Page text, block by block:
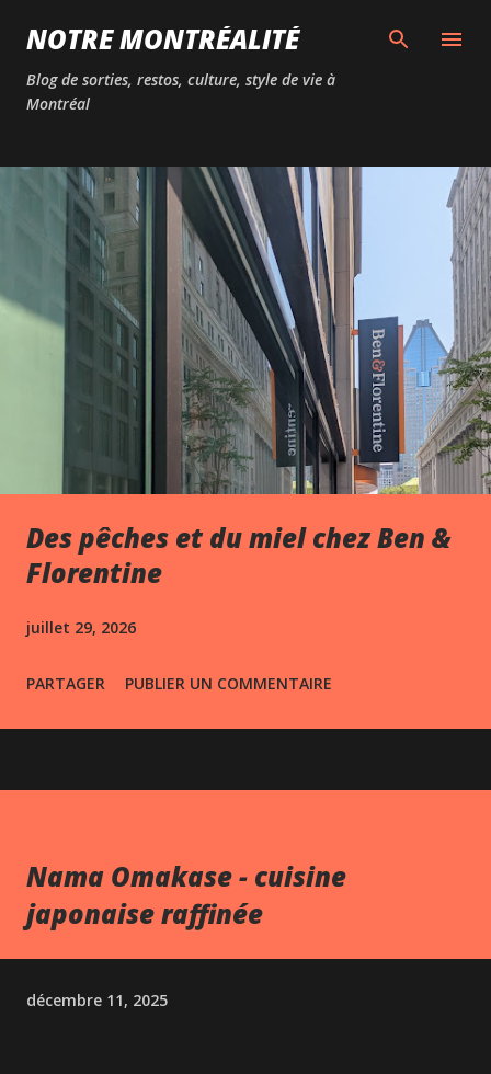
Passer au contenu principal
NOTRE MONTRÉALITÉ
Blog de sorties, restos, culture, style de vie à
Montréal
Des pêches et du miel chez Ben &
Florentine
juillet 29, 2026
PARTAGER PUBLIER UN COMMENTAIRE
Nama Omakase - cuisine
japonaise raffinée
décembre 11, 2025